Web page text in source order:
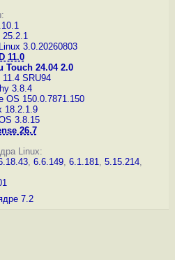
25.2.1
3.0.20260803
11.0
Touch 24.04 2.0
SRU94
3.8.4
OS 150.0.7871.150
18.2.1.9
3.8.15
26.7
Linux:
, 6.6.149, 6.1.181, 5.15.214,
7.2